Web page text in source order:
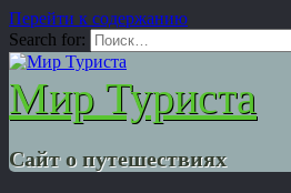
Перейти к содержанию
Search for:
Мир Туриста
Сайт о путешествиях